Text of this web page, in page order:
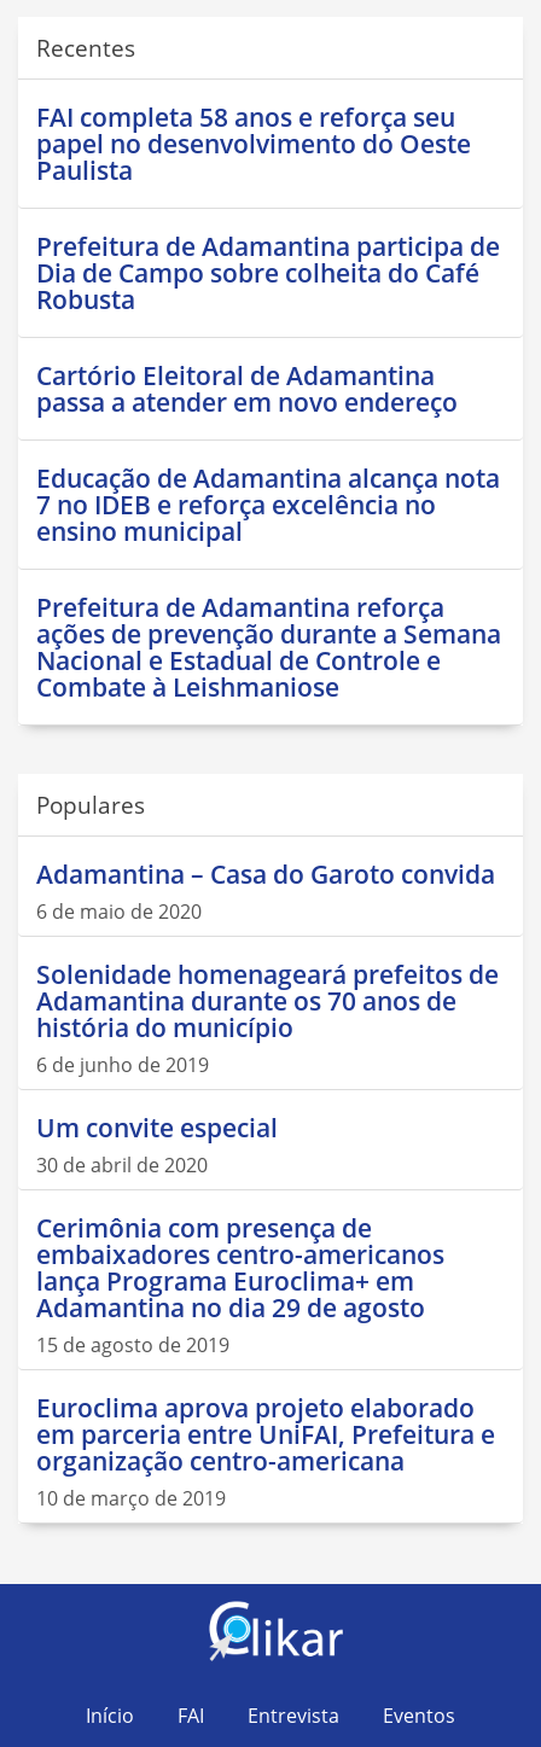
Recentes
FAI completa 58 anos e reforça seu
papel no desenvolvimento do Oeste
Paulista
Prefeitura de Adamantina participa de
Dia de Campo sobre colheita do Café
Robusta
Cartório Eleitoral de Adamantina
passa a atender em novo endereço
Educação de Adamantina alcança nota
7 no IDEB e reforça excelência no
ensino municipal
Prefeitura de Adamantina reforça
ações de prevenção durante a Semana
Nacional e Estadual de Controle e
Combate à Leishmaniose
Populares
Adamantina – Casa do Garoto convida
6 de maio de 2020
Solenidade homenageará prefeitos de
Adamantina durante os 70 anos de
história do município
6 de junho de 2019
Um convite especial
30 de abril de 2020
Cerimônia com presença de
embaixadores centro-americanos
lança Programa Euroclima+ em
Adamantina no dia 29 de agosto
15 de agosto de 2019
Euroclima aprova projeto elaborado
em parceria entre UniFAI, Prefeitura e
organização centro-americana
10 de março de 2019
Início FAI Entrevista Eventos